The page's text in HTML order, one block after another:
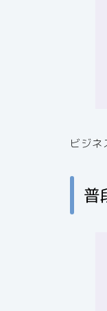
ビジネ
普